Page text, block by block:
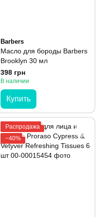
Barbers
Масло для бороды Barbers
Brooklyn 30 мл
398 грн
В наличии
Купить
Распродажа
−40%